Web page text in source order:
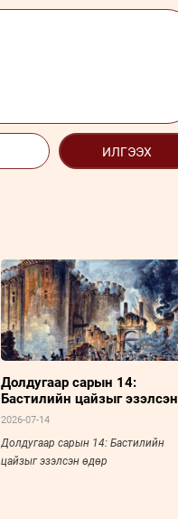
ИЛГЭЭХ
Долдугаар сарын 14:
Бастилийн цайзыг эзэлсэн
өдөр
2026-07-14
Долдугаар сарын 14: Бастилийн
цайзыг эзэлсэн өдөр